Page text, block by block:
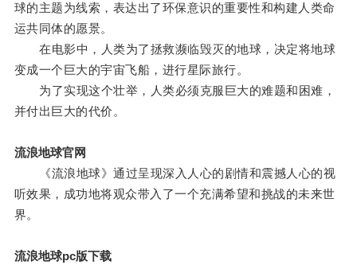
球的主题为线索，表达出了环保意识的重要性和构建人类命
运共同体的愿景。
在电影中，人类为了拯救濒临毁灭的地球，决定将地球
变成一个巨大的宇宙飞船，进行星际旅行。
为了实现这个壮举，人类必须克服巨大的难题和困难，
并付出巨大的代价。
流浪地球官网
《流浪地球》通过呈现深入人心的剧情和震撼人心的视
听效果，成功地将观众带入了一个充满希望和挑战的未来世
界。
流浪地球pc版下载